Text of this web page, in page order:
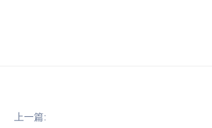
上一篇: